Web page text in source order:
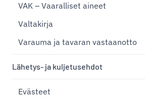
VAK – Vaaralliset aineet
Valtakirja
Varauma ja tavaran vastaanotto
Lähetys- ja kuljetusehdot
Evästeet